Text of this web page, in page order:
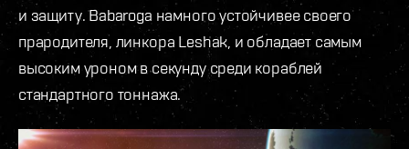
и защиту. Babaroga намного устойчивее своего
прародителя, линкора Leshak, и обладает самым
высоким уроном в секунду среди кораблей
стандартного тоннажа.